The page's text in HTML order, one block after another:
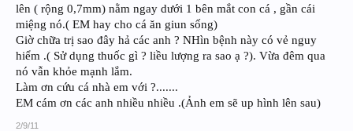
lên ( rộng 0,7mm) nằm ngay dưới 1 bên mắt con cá , gần cái
miệng nó.( EM hay cho cá ăn giun sống)
Giờ chữa trị sao đây hả các anh ? NHìn bệnh này có vẻ nguy
hiểm .( Sử dụng thuốc gì ? liều lượng ra sao ạ ?). Vừa đêm qua
nó vẫn khỏe mạnh lắm.
Làm ơn cứu cá nhà em với ?.......
EM cám ơn các anh nhiều nhiều .(Ảnh em sẽ up hình lên sau)
2/9/11